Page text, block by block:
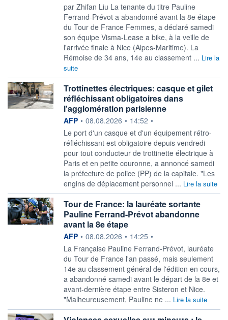
par Zhifan Liu La tenante du titre Pauline
Ferrand-Prévot a ‌abandonné avant la 8e étape
du Tour de France Femmes, a déclaré samedi
son équipe Visma-Lease a bike, à la veille ​de
l'arrivée finale à Nice (Alpes-Maritime). La
Rémoise de 34 ans, 14e au classement ... Lire la
suite
Trottinettes électriques: casque et gilet
réfléchissant obligatoires dans
l'agglomération parisienne
information fournie par
AFP • 08.08.2026 • 14:52 •
Le port d'un casque et d'un équipement rétro-
réfléchissant est obligatoire depuis vendredi
pour tout conducteur de trottinette électrique à
Paris et en petite couronne, a annoncé samedi
la préfecture de police (PP) de la capitale. "Les
engins de déplacement personnel ... Lire la suite
Tour de France: la lauréate sortante
Pauline Ferrand-Prévot abandonne
avant la 8e étape
information fournie par
AFP • 08.08.2026 • 14:25 •
La Française Pauline Ferrand-Prévot, lauréate
du Tour de France l'an passé, mais seulement
14e au classement général de l'édition en cours,
a abandonné samedi avant le départ de la 8e et
avant-dernière étape entre Sisteron et Nice.
"Malheureusement, Pauline ne ... Lire la suite